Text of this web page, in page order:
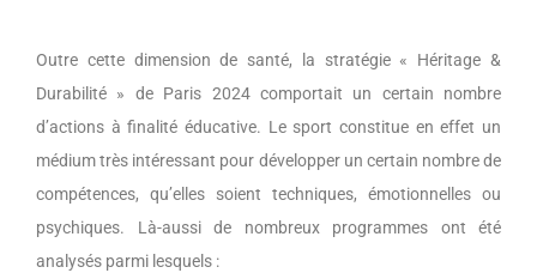
Outre cette dimension de santé, la stratégie « Héritage &
Durabilité » de Paris 2024 comportait un certain nombre
d’actions à finalité éducative. Le sport constitue en effet un
médium très intéressant pour développer un certain nombre de
compétences, qu’elles soient techniques, émotionnelles ou
psychiques. Là-aussi de nombreux programmes ont été
analysés parmi lesquels :